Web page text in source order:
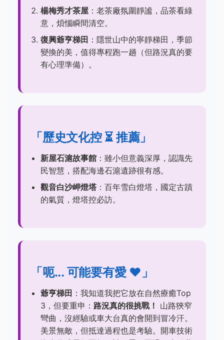
楊梅秀才茶屋 ：老茶廠氛圍靜謐，品茶看綠
意，煩惱瞬間清空。
復興爺亨梯田 ：隱世山中的寧靜梯田，季節
變換的美，值得專程跑一趟（但路況真的要
有心理準備）。
「歷史文化控 ⏳ 推薦」
新屋石滬故事館 ：雖小但意義深厚，認識先
民智慧，搭配海邊石滬遺跡很有感。
觀音白沙岬燈塔 ：百年雪白燈塔，國定古蹟
的氣質，燈塔控必訪。
「呃... 可能要有愛 ❤️」
爺亨梯田 ：我知道我把它放在自然療癒Top
3，但要重申： 路況真的很挑戰！ 山路狹窄
彎曲，沒經驗或車大台真的會開到冒冷汗。
美景無敵，但抵達過程也是考驗。開車技術